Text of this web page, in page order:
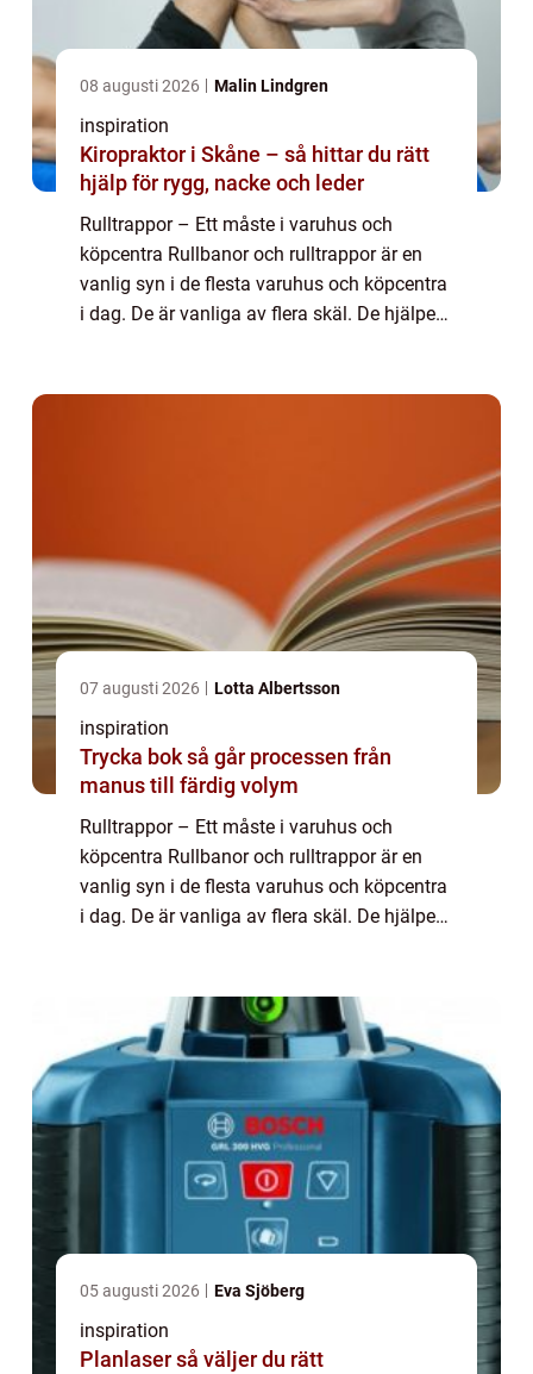
08 augusti 2026 Malin Lindgren
inspiration
Kiropraktor i Skåne – så hittar du rätt
hjälp för rygg, nacke och leder
Rulltrappor – Ett måste i varuhus och
köpcentra Rullbanor och rulltrappor är en
vanlig syn i de flesta varuhus och köpcentra
i dag. De är vanliga av flera skäl. De hjälper
07 augusti 2026 Lotta Albertsson
inspiration
Trycka bok så går processen från
manus till färdig volym
Rulltrappor – Ett måste i varuhus och
köpcentra Rullbanor och rulltrappor är en
vanlig syn i de flesta varuhus och köpcentra
i dag. De är vanliga av flera skäl. De hjälper
05 augusti 2026 Eva Sjöberg
inspiration
Planlaser så väljer du rätt